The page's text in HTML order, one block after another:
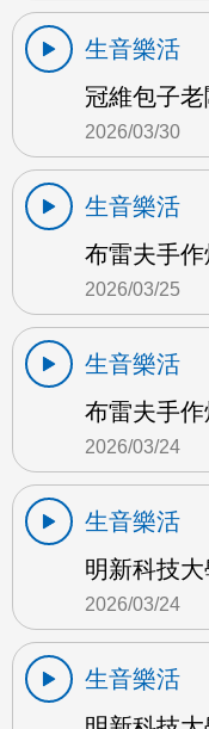
生音樂活
冠維包子
2026/03/30
生音樂活
布雷夫手
2026/03/25
生音樂活
布雷夫手
2026/03/24
生音樂活
明新科技
2026/03/24
生音樂活